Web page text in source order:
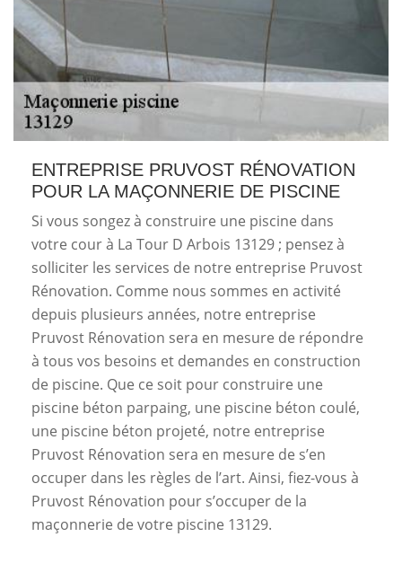
ENTREPRISE PRUVOST RÉNOVATION
POUR LA MAÇONNERIE DE PISCINE
Si vous songez à construire une piscine dans
votre cour à La Tour D Arbois 13129 ; pensez à
solliciter les services de notre entreprise Pruvost
Rénovation. Comme nous sommes en activité
depuis plusieurs années, notre entreprise
Pruvost Rénovation sera en mesure de répondre
à tous vos besoins et demandes en construction
de piscine. Que ce soit pour construire une
piscine béton parpaing, une piscine béton coulé,
une piscine béton projeté, notre entreprise
Pruvost Rénovation sera en mesure de s’en
occuper dans les règles de l’art. Ainsi, fiez-vous à
Pruvost Rénovation pour s’occuper de la
maçonnerie de votre piscine 13129.